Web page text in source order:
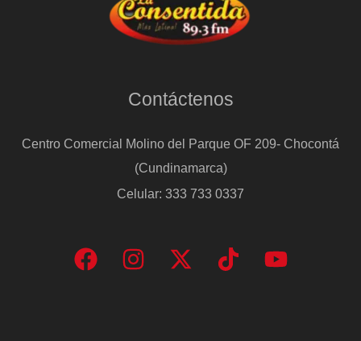
Contáctenos
Centro Comercial Molino del Parque OF 209- Chocontá
(Cundinamarca)
Celular: 333 733 0337